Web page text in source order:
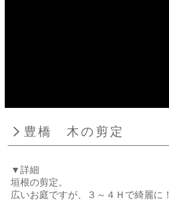
豊橋 木の剪定
▼詳細
垣根の剪定。
広いお庭ですが、３～４Ｈで綺麗に！